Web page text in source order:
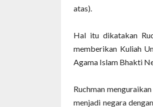
atas).
Hal itu dikatakan
memberikan Kuliah
Agama Islam Bhakti
Ruchman
menjadi negara